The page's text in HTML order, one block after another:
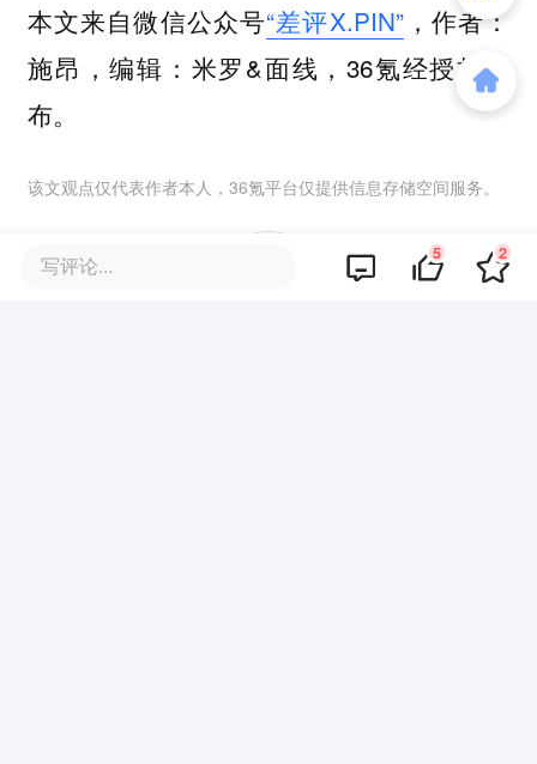
本文来自微信公众号“差评X.PIN”，作者：
施昂，编辑：米罗&面线，36氪经授权发
布。
该文观点仅代表作者本人，36氪平台仅提供信息存储空间服务。
写评论... 5 2